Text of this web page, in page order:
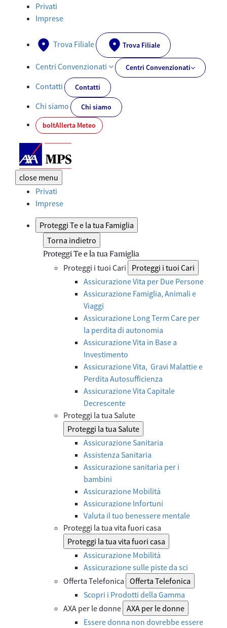
Documenti PRIIPs - AXA-MPS.IT
Privati
Imprese
Trova Filiale Trova Filiale
Centri Convenzionati Centri Convenzionati
Contatti Contatti
Chi siamo
Chi siamo
boltAllerta Meteo
close menu
Privati
Imprese
Proteggi Te e la tua Famiglia
Torna indietro
Proteggi Te e la tua Famiglia
Proteggi i tuoi Cari
Proteggi i tuoi Cari
Assicurazione Vita per Due Persone
Assicurazione Famiglia, Animali e
Viaggi
Assicurazione Long Term Care per
la perdita di autonomia
Assicurazione Vita in Base a
Investimento
Assicurazione Vita, Gravi Malattie e
Perdita Autosufficienza
Assicurazione Vita Capitale
Decrescente
Proteggi la tua Salute
Proteggi la tua Salute
Assicurazione Sanitaria
Assistenza Sanitaria
Assicurazione sanitaria per i
bambini
Assicurazione Mobilità
Assicurazione Infortuni
Valuta il tuo benessere mentale
Proteggi la tua vita fuori casa
Proteggi la tua vita fuori casa
Assicurazione Mobilità
Assicurazione sulle piste da sci
Offerta Telefonica Offerta Telefonica
Scopri i Prodotti della Gamma
AXA per le donne AXA per le donne
Essere donna non dovrebbe essere